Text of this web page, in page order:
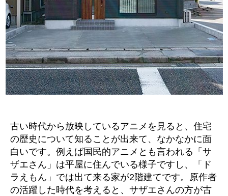
古い時代から放映しているアニメを見ると、住宅
の歴史について知ることが出来て、なかなかに面
白いです。例えば国民的アニメとも言われる「サ
ザエさん」は平屋に住んでいる様子ですし、「ド
ラえもん」では出て来る家が2階建てです。原作者
の活躍した時代を考えると、サザエさんの方が古